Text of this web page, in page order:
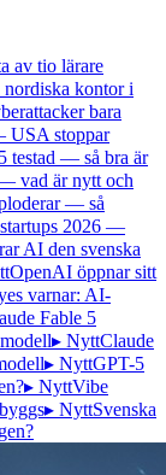
av tio lärare
kontor i
bara
USA stoppar
testad — så bra är
vad är nytt och
— så
2026 —
AI den svenska
OpenAI öppnar sitt
varnar: AI-
Fable 5
▸ NyttClaude
▸ NyttGPT-5
▸ NyttVibe
▸ NyttSvenska